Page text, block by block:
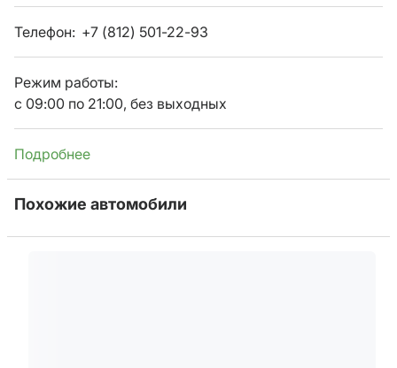
Телефон: +7 (812) 501-22-93
Режим работы:
с 09:00 по 21:00, без выходных
Подробнее
Похожие автомобили